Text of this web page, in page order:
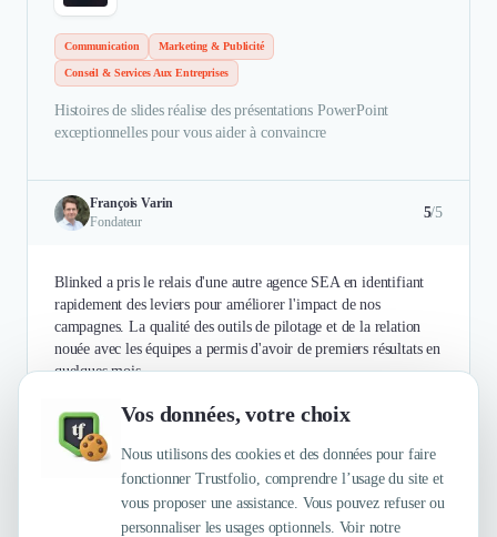
Vos données, votre choix
Nous utilisons des cookies et des données pour faire
fonctionner Trustfolio, comprendre l’usage du site et
vous proposer une assistance. Vous pouvez refuser ou
personnaliser les usages optionnels. Voir notre
Communication Marketing & Publicité
Conseil & Services Aux Entreprises
Histoires de slides réalise des présentations PowerPoint
exceptionnelles pour vous aider à convaincre
François Varin
Fondateur
5/5
Blinked a pris le relais d'une autre agence SEA en identifiant
rapidement des leviers pour améliorer l'impact de nos
campagnes. La qualité des outils de pilotage et de la relation
nouée avec les équipes a permis d'avoir de premiers résultats en
quelques mois.
Authentifié le 23/10/2023 par